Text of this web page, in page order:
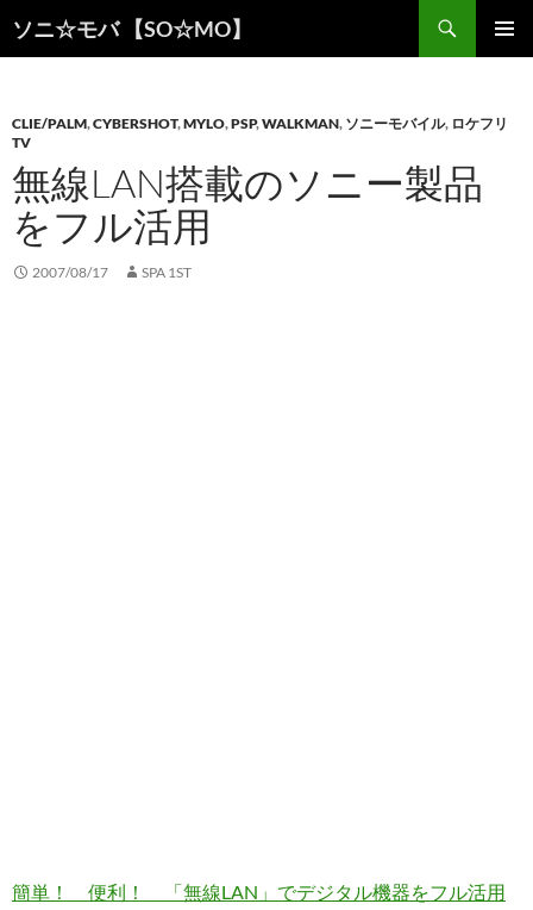
ソニ☆モバ 【SO☆MO】
索
ン
ツ
へ
ス
キ
ッ
プ
CLIE/PALM,CYBERSHOT,MYLO,PSP,WALKMAN, ソニーモバイル, ロケフリ
TV
無線LAN搭載のソニー製品
をフル活用
2007/08/17 SPA 1ST
簡単！ 便利！ 「無線LAN」でデジタル機器をフル活用